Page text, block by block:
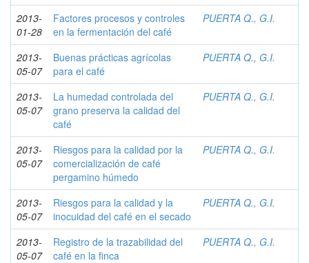
2013-
01-28
Factores procesos y controles
en la fermentación del café
PUERTA Q., G.I.
2013-
05-07
Buenas prácticas agrícolas
para el café
PUERTA Q., G.I.
2013-
05-07
La humedad controlada del
grano preserva la calidad del
café
PUERTA Q., G.I.
2013-
05-07
Riesgos para la calidad por la
comercialización de café
pergamino húmedo
PUERTA Q., G.I.
2013-
05-07
Riesgos para la calidad y la
inocuidad del café en el secado
PUERTA Q., G.I.
2013-
05-07
Registro de la trazabilidad del
café en la finca
PUERTA Q., G.I.